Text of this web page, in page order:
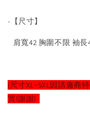
-【尺寸】
肩寬42 胸圍不限 袖長
(尺寸XL~5XL因請廠商
買!謝謝)